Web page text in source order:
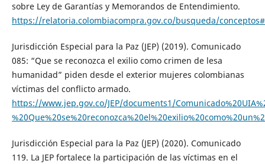
sobre Ley de Garantías y Memorandos de Entendimiento.
https://relatoria.colombiacompra.gov.co/busqueda/conceptos#
Jurisdicción Especial para la Paz (JEP) (2019). Comunicado
085: “Que se reconozca el exilio como crimen de lesa
humanidad” piden desde el exterior mujeres colombianas
víctimas del conflicto armado.
https://www.jep.gov.co/JEP/documents1/
Jurisdicción Especial para la Paz (JEP) (2020). Comunicado
119. La JEP fortalece la participación de las víctimas en el